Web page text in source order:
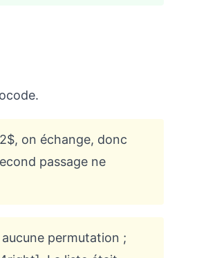
on échange, donc
passage ne
permutation ;